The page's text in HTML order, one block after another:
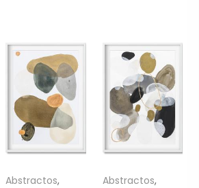
Abstractos,
Abstractos,